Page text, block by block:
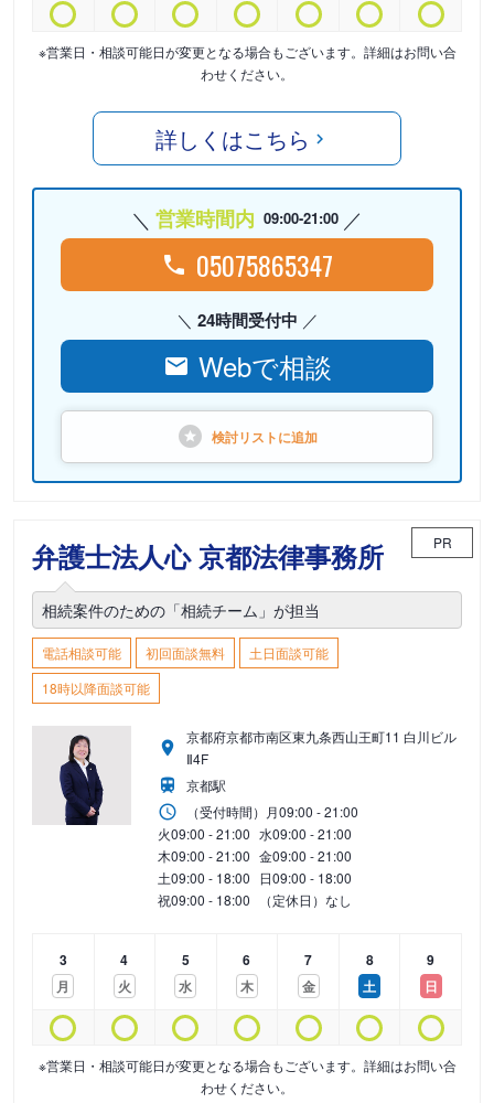
※営業日・相談可能日が変更となる場合もございます。詳細はお問い合
わせください。
詳しくはこちら
営業時間内 09:00-21:00
05075865347
24時間受付中
Webで相談
検討リストに追加
弁護士法人心 京都法律事務所 PR
相続案件のための「相続チーム」が担当
電話相談可能 初回面談無料
土日面談可能
18時以降面談可能
京都府京都市南区東九条西山王町11 白川ビル
Ⅱ4F
京都駅
（受付時間） 月09:00 - 21:00
火09:00 - 21:00 水09:00 - 21:00
木09:00 - 21:00 金09:00 - 21:00
土09:00 - 18:00 日09:00 - 18:00
祝09:00 - 18:00 （定休日）なし
3
月
4
火
5
水
6
木
7
金
8
土
9
日
※営業日・相談可能日が変更となる場合もございます。詳細はお問い合
わせください。